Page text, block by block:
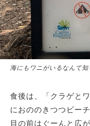
海にもワニがいるなんて
食後は、「クラゲと
におののきつつビー
目の前はぐーんと広